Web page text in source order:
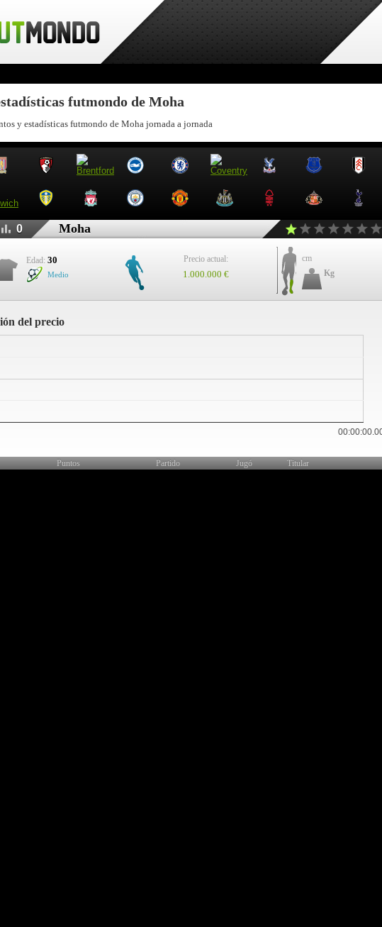
futmondo de Moha
y estadísticas futmondo de Moha jornada a jornada
0 Moha
Edad: 30
Medio
Precio actual:
1.000.000 €
cm
Kg
del precio
Puntos Partido Jugó Titular